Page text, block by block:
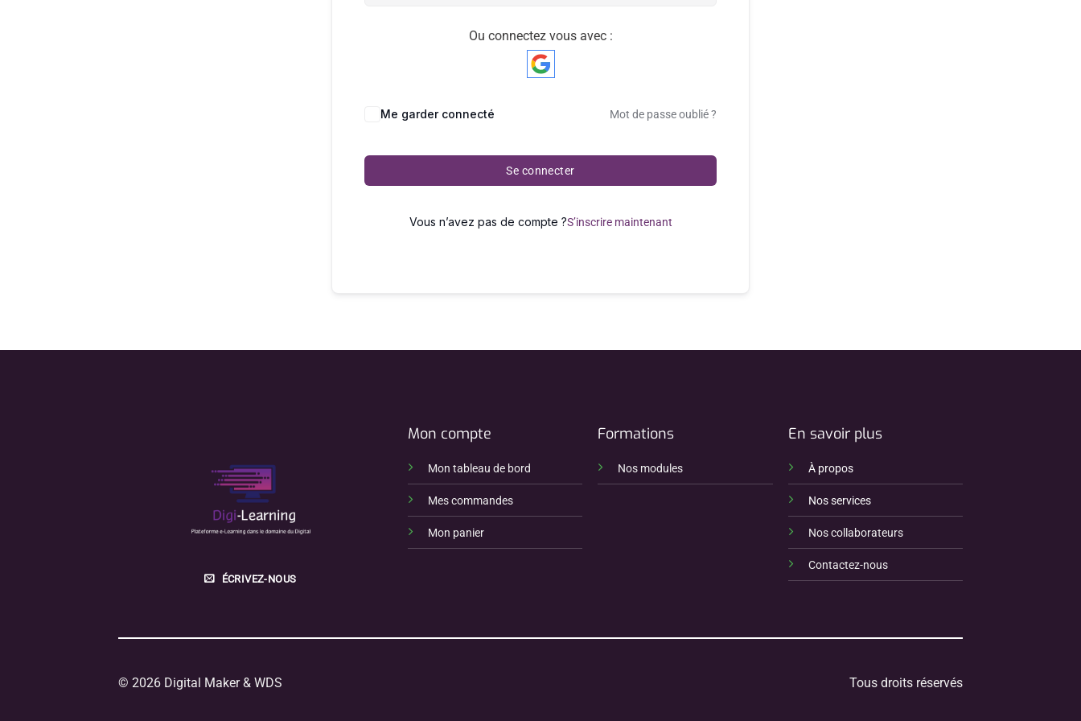
Ou connectez vous avec :
Me garder connecté Mot de passe oublié ?
Se connecter
Vous n’avez pas de compte ?S’inscrire maintenant
ÉCRIVEZ-NOUS
Mon compte
Mon tableau de bord
Mes commandes
Mon panier
Formations
Nos modules
En savoir plus
À propos
Nos services
Nos collaborateurs
Contactez-nous
© 2026 Digital Maker & WDS Tous droits réservés